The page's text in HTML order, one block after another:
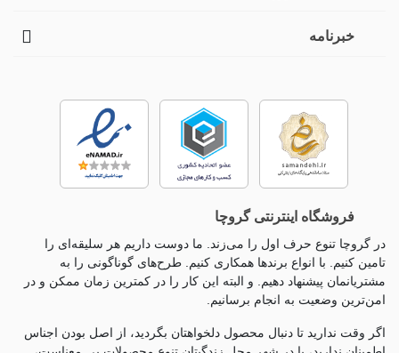
خبرنامه
فروشگاه اینترنتی گروچا
در گروچا تنوع حرف اول را می‌زند. ما دوست داریم هر سلیقه‌ای را
تامین کنیم. با انواع برندها همکاری کنیم. طرح‌های گوناگونی را به
مشتریانمان پیشنهاد دهیم. و البته این کار را در کمترین زمان ممکن و در
امن‌ترین وضعیت به انجام برسانیم.
اگر وقت ندارید تا دنبال محصول دلخواهتان بگردید، از اصل بودن اجناس